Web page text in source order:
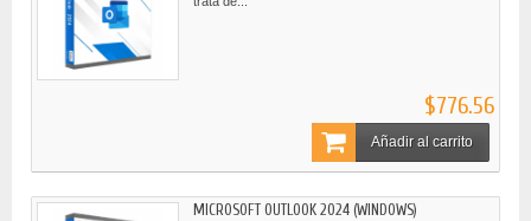
$776.56
Añadir al carrito
MICROSOFT OUTLOOK 2024 (WINDOWS)